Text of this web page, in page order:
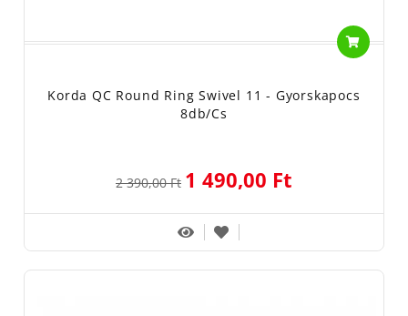
Korda QC Round Ring Swivel 11 - Gyorskapocs
8db/cs
2 390,00 Ft 1 490,00 Ft